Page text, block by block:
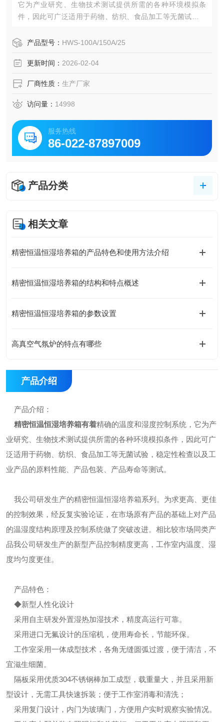
它为产业研究、生物技术测试提供所需的各种环境模拟条
件，因此可广泛适用于药物、纺织、食品加工等无菌试验，
等测试。
产品型号： HWS-100A/150A/25
更新时间： 2026-02-04
厂商性质： 生产厂家
访问量： 14998
服务热线
86-022-87897009
产品分类
相关文章
精密恒温恒湿培养箱的产品特色和使用方法介绍
精密恒温恒湿培养箱的结构和特点概述
精密恒温恒湿培养箱的参数设置
高真空气氛炉的特点有哪些
产品介绍
产品介绍：
精密恒温恒湿培养箱有着精确的温度和湿度控制系统，它为产
业研究、生物技术测试提供所需的各种环境模拟条件，因此可广
泛适用于药物、纺织、食品加工等无菌试验，稳定性检查以及工
业产品的原料性能、产品包装、产品寿命等测试。
我公司研发生产的精密恒温恒湿培养箱系列。为求更高、更佳
的控制效果，经反复实验论证，在市场原有产品的基础上对产品
的温湿度结构原理及控制系统做了突破改进。相比较市场同类产
品我公司研发生产的新型产品控制精度更高，工作室内温度、湿
度均匀度更佳。
产品特色：
◆新型人性化设计
采用自主研发外置湿热加湿技术，精度高运行可靠。
采用进口无氟设计的压缩机，使用寿命长，节能环保。
工作室采用一体成型技术，各角无缝圆弧过渡，便于清洁，不
宜滋生细菌。
隔板采用优质304不锈钢棒加工成型，载重量大，并且采用新
型设计，无需工具快速拆装；便于工作室消毒和清洗；
采用复门设计，内门为玻璃门，方便用户实时观察实验情况。